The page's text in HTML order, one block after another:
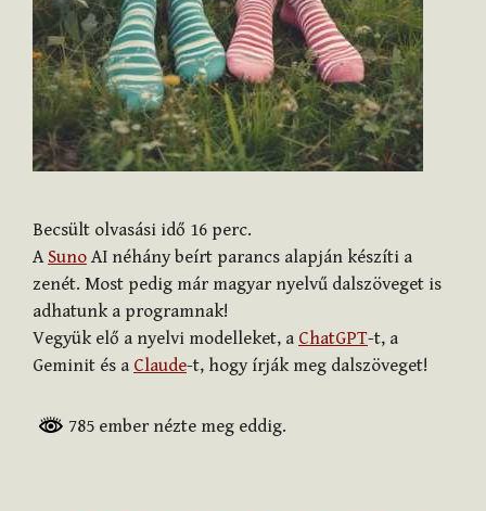
Becsült olvasási idő 16 perc.
A Suno AI néhány beírt parancs alapján készíti a
zenét. Most pedig már magyar nyelvű dalszöveget is
adhatunk a programnak!
Vegyük elő a nyelvi modelleket, a ChatGPT-t, a
Geminit és a Claude-t, hogy írják meg dalszöveget!
785 ember nézte meg eddig.